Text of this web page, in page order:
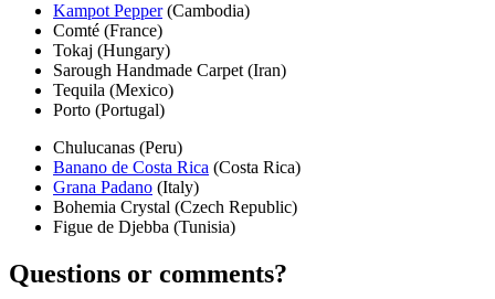
Kampot Pepper(Cambodia)
Comté (France)
Tokaj (Hungary)
Sarough Handmade Carpet (Iran)
Tequila (Mexico)
Porto (Portugal)
Chulucanas (Peru)
Banano de Costa Rica (Costa Rica)
Grana Padano (Italy)
Bohemia Crystal (Czech Republic)
Figue de Djebba (Tunisia)
Questions or comments?